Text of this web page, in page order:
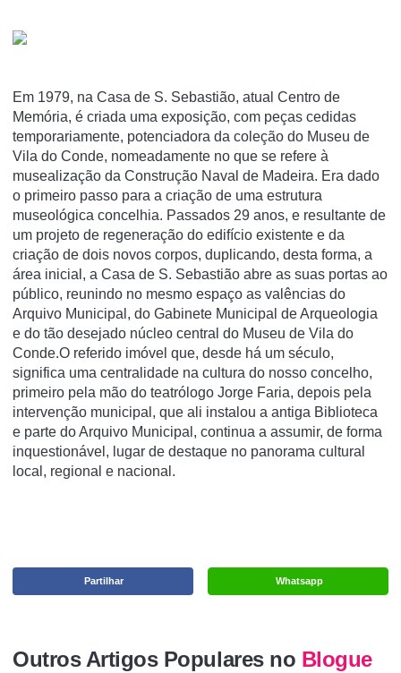
Em 1979, na Casa de S. Sebastião, atual Centro de
Memória, é criada uma exposição, com peças cedidas
temporariamente, potenciadora da coleção do Museu de
Vila do Conde, nomeadamente no que se refere à
musealização da Construção Naval de Madeira. Era dado
o primeiro passo para a criação de uma estrutura
museológica concelhia. Passados 29 anos, e resultante de
um projeto de regeneração do edifício existente e da
criação de dois novos corpos, duplicando, desta forma, a
área inicial, a Casa de S. Sebastião abre as suas portas ao
público, reunindo no mesmo espaço as valências do
Arquivo Municipal, do Gabinete Municipal de Arqueologia
e do tão desejado núcleo central do Museu de Vila do
Conde.O referido imóvel que, desde há um século,
significa uma centralidade na cultura do nosso concelho,
primeiro pela mão do teatrólogo Jorge Faria, depois pela
intervenção municipal, que ali instalou a antiga Biblioteca
e parte do Arquivo Municipal, continua a assumir, de forma
inquestionável, lugar de destaque no panorama cultural
local, regional e nacional.
Whatsapp
Partilhar
Outros Artigos Populares no Blogue